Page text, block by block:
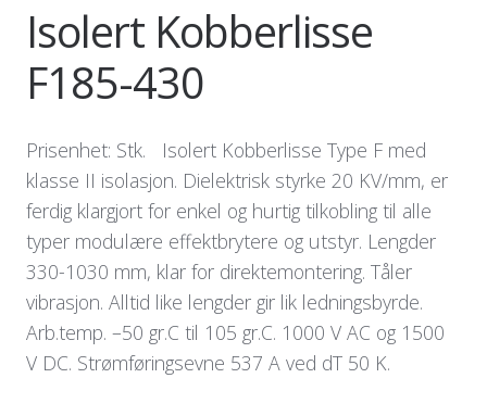
Isolert Kobberlisse
F185-430
Prisenhet: Stk. Isolert Kobberlisse Type F med
klasse II isolasjon. Dielektrisk styrke 20 KV/mm, er
ferdig klargjort for enkel og hurtig tilkobling til alle
typer modulære effektbrytere og utstyr. Lengder
330-1030 mm, klar for direktemontering. Tåler
vibrasjon. Alltid like lengder gir lik ledningsbyrde.
Arb.temp. –50 gr.C til 105 gr.C. 1000 V AC og 1500
V DC. Strømføringsevne 537 A ved dT 50 K.